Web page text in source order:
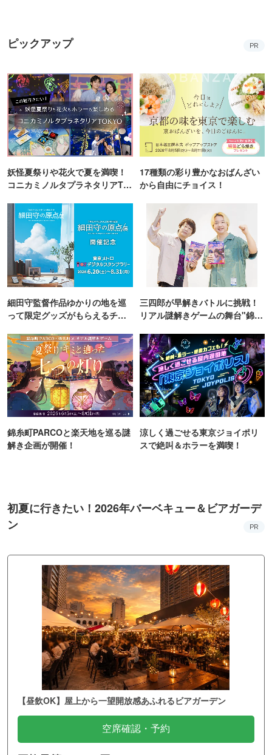
ピックアップ PR
妖怪夏祭りや花火で夏を満喫！
コニカミノルタプラネタリアTO
17種類の彩り豊かなおばんざい
から自由にチョイス！
細田守監督作品ゆかりの地を巡
って限定グッズがもらえるチャ
三四郎が早解きバトルに挑戦！
リアル謎解きゲームの舞台"錦糸
錦糸町PARCOと楽天地を巡る謎
解き企画が開催！
涼しく過ごせる東京ジョイポリ
スで絶叫＆ホラーを満喫！
初夏に行きたい！2026年バーベキュー＆ビアガーデ
ン
PR
【昼飲OK】屋上から一望開放感あふれるビアガーデン
空席確認・予約